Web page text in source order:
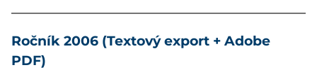
Ročník 2006 (Textový export + Adobe
PDF)